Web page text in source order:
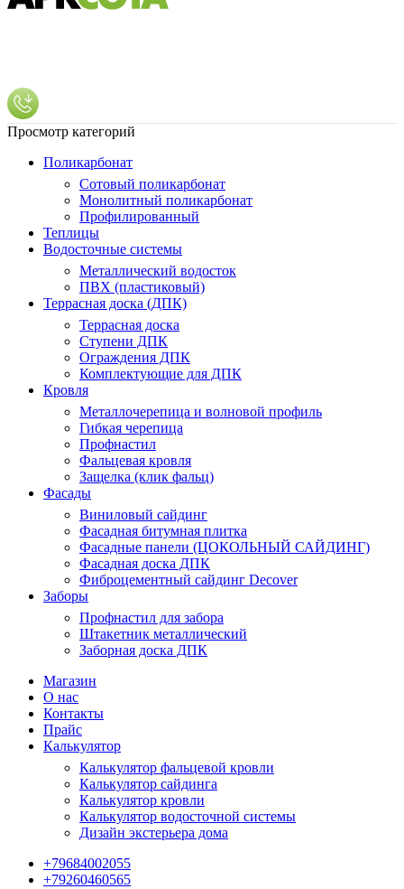
Просмотр категорий
Поликарбонат
Сотовый поликарбонат
Монолитный поликарбонат
Профилированный
Теплицы
Водосточные системы
Металлический водосток
ПВХ (пластиковый)
Террасная доска (ДПК)
Террасная доска
Ступени ДПК
Ограждения ДПК
Комплектующие для ДПК
Кровля
Металлочерепица и волновой профиль
Гибкая черепица
Профнастил
Фальцевая кровля
Защелка (клик фальц)
Фасады
Виниловый сайдинг
Фасадная битумная плитка
Фасадные панели (ЦОКОЛЬНЫЙ САЙДИНГ)
Фасадная доска ДПК
Фиброцементный сайдинг Decover
Заборы
Профнастил для забора
Штакетник металлический
Заборная доска ДПК
Магазин
О нас
Контакты
Прайс
Калькулятор
Калькулятор фальцевой кровли
Калькулятор сайдинга
Калькулятор кровли
Калькулятор водосточной системы
Дизайн экстерьера дома
+79684002055
+79260460565